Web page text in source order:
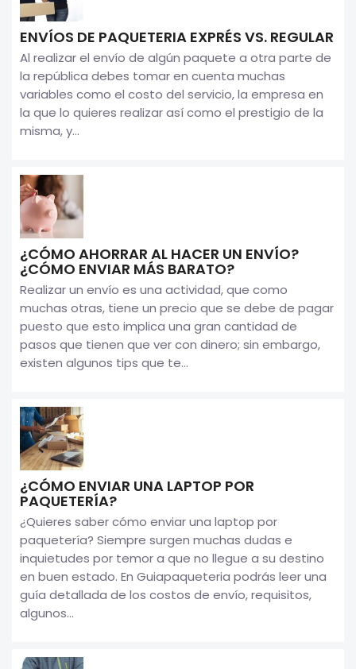
ENVÍOS DE PAQUETERIA EXPRÉS VS. REGULAR
Al realizar el envío de algún paquete a otra parte de
la república debes tomar en cuenta muchas
variables como el costo del servicio, la empresa en
la que lo quieres realizar así como el prestigio de la
misma, y...
¿CÓMO AHORRAR AL HACER UN ENVÍO?
¿CÓMO ENVIAR MÁS BARATO?
Realizar un envío es una actividad, que como
muchas otras, tiene un precio que se debe de pagar
puesto que esto implica una gran cantidad de
pasos que tienen que ver con dinero; sin embargo,
existen algunos tips que te...
¿CÓMO ENVIAR UNA LAPTOP POR
PAQUETERÍA?
¿Quieres saber cómo enviar una laptop por
paquetería? Siempre surgen muchas dudas e
inquietudes por temor a que no llegue a su destino
en buen estado. En Guiapaqueteria podrás leer una
guía detallada de los costos de envío, requisitos,
algunos...